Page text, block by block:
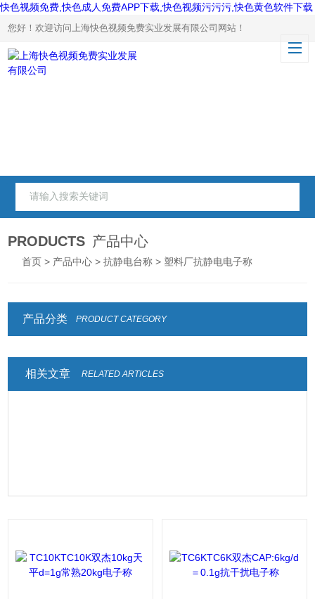
快色视频免费,快色成人免费APP下载,快色视频污污污,快色黄色软件下载
您好！欢迎访问上海快色视频免费实业发展有限公司网站！
PRODUCTS 产品中心
首页 > 产品中心 >抗静电台称 > 塑料厂抗静电电子称
产品分类 PRODUCT CATEGORY
相关文章 RELATED ARTICLES